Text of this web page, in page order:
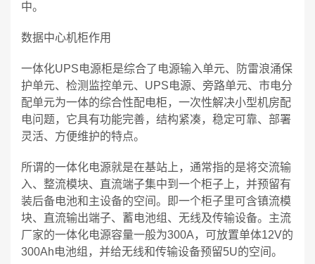
中。
数据中心机柜作用
一体化UPS电源柜是综合了电源输入单元、防雷浪涌保
护单元、检测监控单元、UPS电源、旁路单元、市电分
配单元为一体的综合性配电柜，一次性解决小型机房配
电问题，它具有功能完善，结构紧凑，稳定可靠、部署
灵活、方便维护的特点。
所谓的一体化电源就是在基站上，通常指的是将交流输
入、整流模块、直流端子集中到一个柜子上，并预留有
装后备电池和主设备的空间。即一个柜子里可含镇流模
块、直流输出端子、蓄电池组、无线及传输设备。主流
厂家的一体化电源容量一般为300A，可放置单体12V的
300Ah电池组，并给无线和传输设备预留5U的空间。